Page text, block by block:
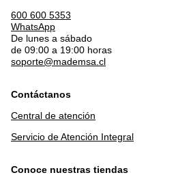
600 600 5353
WhatsApp
De lunes a sábado
de 09:00 a 19:00 horas
soporte@mademsa.cl
Contáctanos
Central de atención
Servicio de Atención Integral
Conoce nuestras tiendas